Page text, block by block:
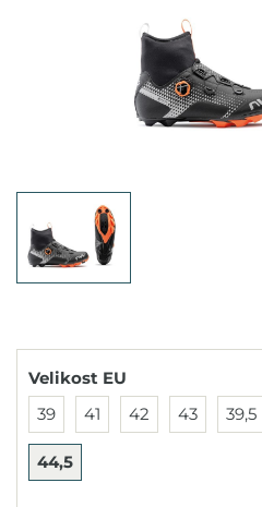
Velikost EU
39
41 42 43 39,5
44,5